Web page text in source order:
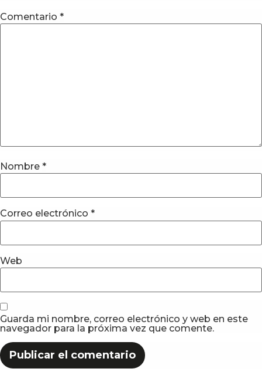
Comentario *
Nombre *
Correo electrónico *
Web
Guarda mi nombre, correo electrónico y web en este
navegador para la próxima vez que comente.